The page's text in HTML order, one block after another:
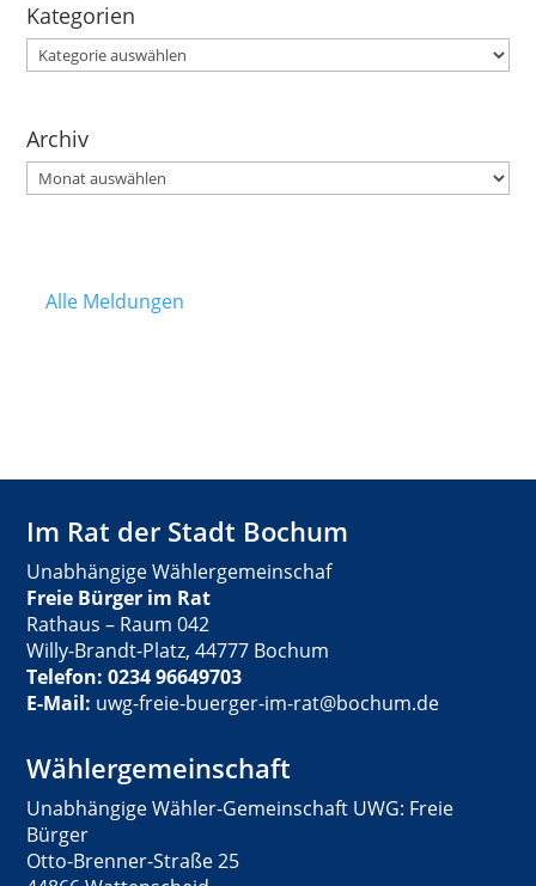
Kategorien
Kategorien
Archiv
Archiv
Alle Meldungen
Im Rat der Stadt Bochum
Unabhängige Wählergemeinschaf
Freie Bürger im Rat
Rathaus – Raum 042
Willy-Brandt-Platz, 44777 Bochum
Telefon: 0234 96649703
E-Mail: uwg-freie-buerger-im-rat@bochum.de
Wählergemeinschaft
Unabhängige Wähler-Gemeinschaft UWG: Freie
Bürger
Otto-Brenner-Straße 25